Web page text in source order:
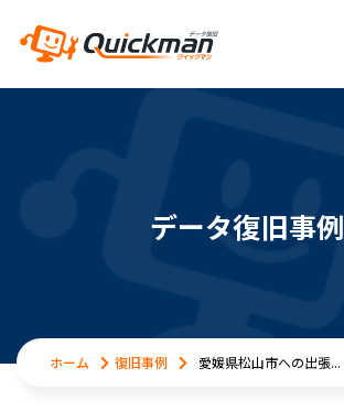
データ復旧事例
ホーム 復旧事例 愛媛県松山市への出張...